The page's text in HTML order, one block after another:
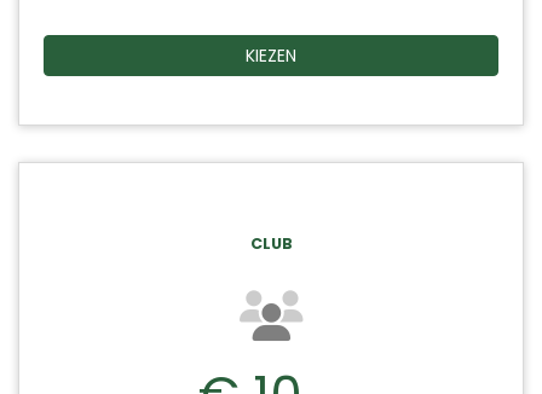
KIEZEN
CLUB